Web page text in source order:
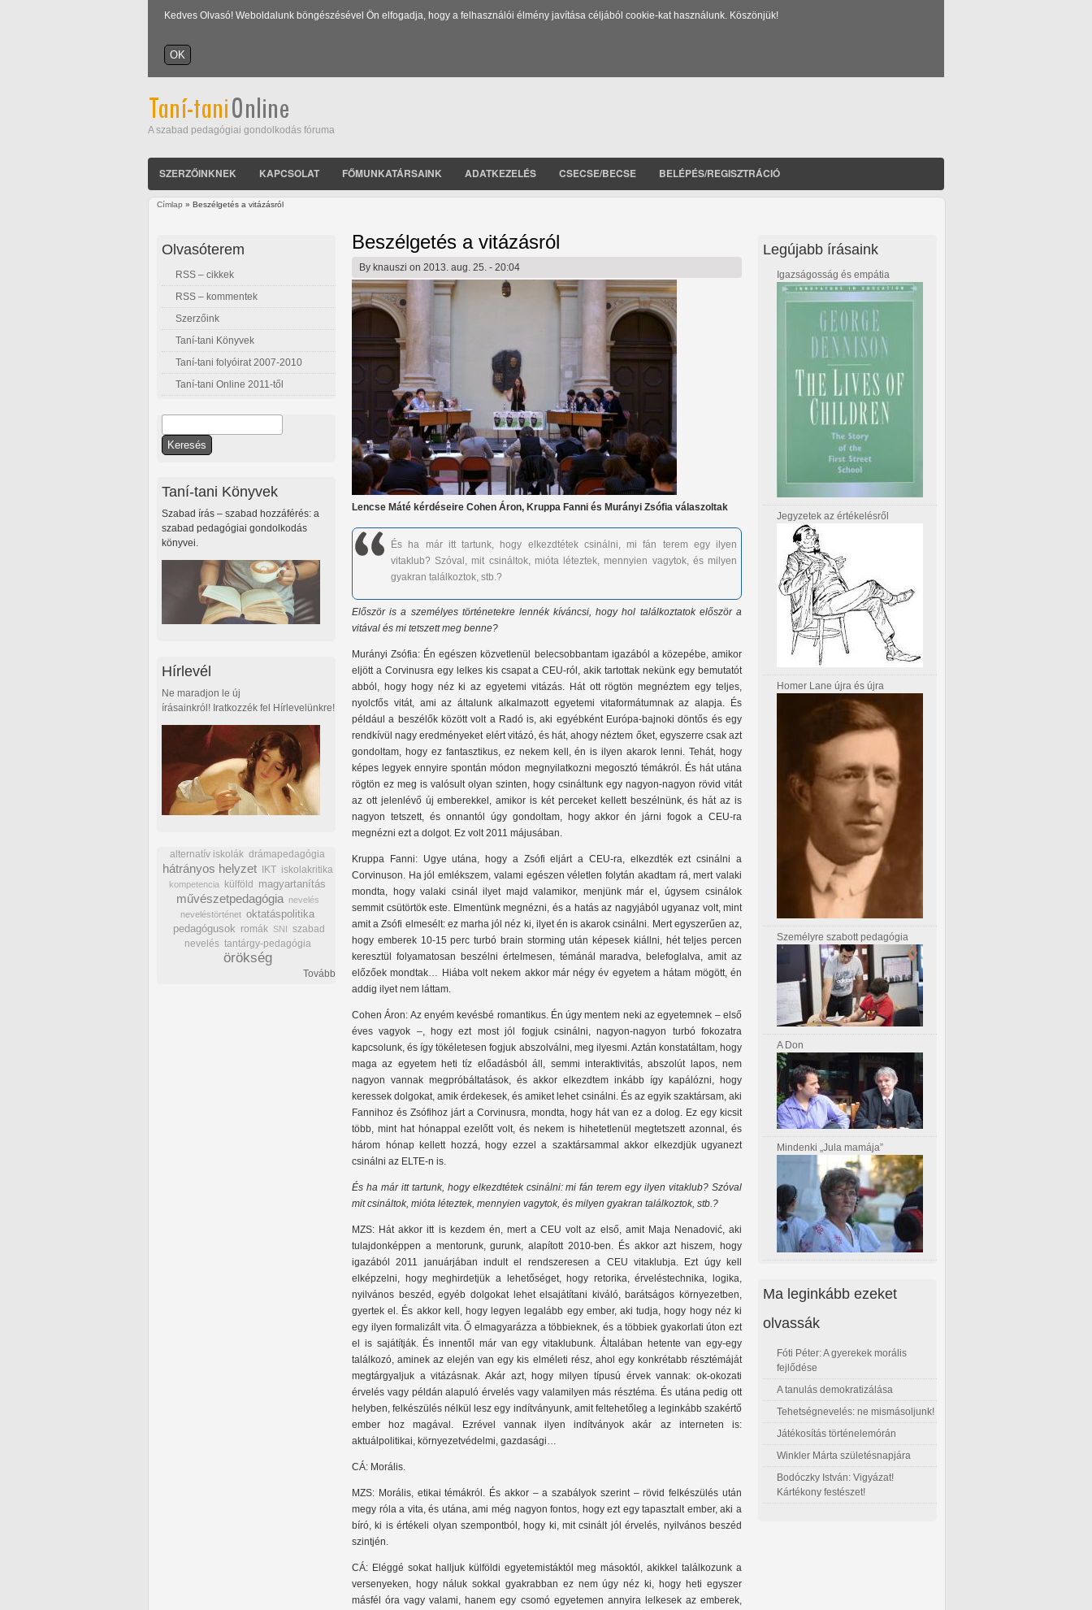
Kedves Olvasó! Weboldalunk böngészésével Ön elfogadja, hogy a felhasználói élmény javítása céljából cookie-kat használunk. Köszönjük!
A szabad pedagógiai gondolkodás fóruma
SZERZŐINKNEK KAPCSOLAT FŐMUNKATÁRSAINK ADATKEZELÉS CSECSE/BECSE BELÉPÉS/REGISZTRÁCIÓ
Címlap » Beszélgetés a vitázásról
Beszélgetés a vitázásról
By knauszi on 2013. aug. 25. - 20:04
Lencse Máté kérdéseire Cohen Áron, Kruppa Fanni és Murányi Zsófia válaszoltak
És ha már itt tartunk, hogy elkezdtétek csinálni, mi fán terem egy ilyen
vitaklub? Szóval, mit csináltok, mióta léteztek, mennyien vagytok, és milyen
gyakran találkoztok, stb.?
Először is a személyes történetekre lennék kíváncsi, hogy hol találkoztatok először a
vitával és mi tetszett meg benne?
Murányi Zsófia: Én egészen közvetlenül belecsobbantam igazából a közepébe, amikor
eljött a Corvinusra egy lelkes kis csapat a CEU-ról, akik tartottak nekünk egy bemutatót
abból, hogy hogy néz ki az egyetemi vitázás. Hát ott rögtön megnéztem egy teljes,
nyolcfős vitát, ami az általunk alkalmazott egyetemi vitaformátumnak az alapja. És
például a beszélők között volt a Radó is, aki egyébként Európa-bajnoki döntős és egy
rendkívül nagy eredményeket elért vitázó, és hát, ahogy néztem őket, egyszerre csak azt
gondoltam, hogy ez fantasztikus, ez nekem kell, én is ilyen akarok lenni. Tehát, hogy
képes legyek ennyire spontán módon megnyilatkozni megosztó témákról. És hát utána
rögtön ez meg is valósult olyan szinten, hogy csináltunk egy nagyon-nagyon rövid vitát
az ott jelenlévő új emberekkel, amikor is két perceket kellett beszélnünk, és hát az is
nagyon tetszett, és onnantól úgy gondoltam, hogy akkor én járni fogok a CEU-ra
megnézni ezt a dolgot. Ez volt 2011 májusában.
Kruppa Fanni: Ugye utána, hogy a Zsófi eljárt a CEU-ra, elkezdték ezt csinálni a
Corvinuson. Ha jól emlékszem, valami egészen véletlen folytán akadtam rá, mert valaki
mondta, hogy valaki csinál ilyet majd valamikor, menjünk már el, úgysem csinálok
semmit csütörtök este. Elmentünk megnézni, és a hatás az nagyjából ugyanaz volt, mint
amit a Zsófi elmesélt: ez marha jól néz ki, ilyet én is akarok csinálni. Mert egyszerűen az,
hogy emberek 10-15 perc turbó brain storming után képesek kiállni, hét teljes percen
keresztül folyamatosan beszélni értelmesen, témánál maradva, belefoglalva, amit az
előzőek mondtak… Hiába volt nekem akkor már négy év egyetem a hátam mögött, én
addig ilyet nem láttam.
Cohen Áron: Az enyém kevésbé romantikus. Én úgy mentem neki az egyetemnek – első
éves vagyok –, hogy ezt most jól fogjuk csinálni, nagyon-nagyon turbó fokozatra
kapcsolunk, és így tökéletesen fogjuk abszolválni, meg ilyesmi. Aztán konstatáltam, hogy
maga az egyetem heti tíz előadásból áll, semmi interaktivitás, abszolút lapos, nem
nagyon vannak megpróbáltatások, és akkor elkezdtem inkább így kapálózni, hogy
keressek dolgokat, amik érdekesek, és amiket lehet csinálni. És az egyik szaktársam, aki
Fannihoz és Zsófihoz járt a Corvinusra, mondta, hogy hát van ez a dolog. Ez egy kicsit
több, mint hat hónappal ezelőtt volt, és nekem is hihetetlenül megtetszett azonnal, és
három hónap kellett hozzá, hogy ezzel a szaktársammal akkor elkezdjük ugyanezt
csinálni az ELTE-n is.
És ha már itt tartunk, hogy elkezdtétek csinálni: mi fán terem egy ilyen vitaklub? Szóval
mit csináltok, mióta léteztek, mennyien vagytok, és milyen gyakran találkoztok, stb.?
MZS: Hát akkor itt is kezdem én, mert a CEU volt az első, amit Maja Nenadović, aki
tulajdonképpen a mentorunk, gurunk, alapított 2010-ben. És akkor azt hiszem, hogy
igazából 2011 januárjában indult el rendszeresen a CEU vitaklubja. Ezt úgy kell
elképzelni, hogy meghirdetjük a lehetőséget, hogy retorika, érveléstechnika, logika,
nyilvános beszéd, egyéb dolgokat lehet elsajátítani kiváló, barátságos környezetben,
gyertek el. És akkor kell, hogy legyen legalább egy ember, aki tudja, hogy hogy néz ki
egy ilyen formalizált vita. Ő elmagyarázza a többieknek, és a többiek gyakorlati úton ezt
el is sajátítják. És innentől már van egy vitaklubunk. Általában hetente van egy-egy
találkozó, aminek az elején van egy kis elméleti rész, ahol egy konkrétabb résztémáját
megtárgyaljuk a vitázásnak. Akár azt, hogy milyen típusú érvek vannak: ok-okozati
érvelés vagy példán alapuló érvelés vagy valamilyen más résztéma. És utána pedig ott
helyben, felkészülés nélkül lesz egy indítványunk, amit feltehetőleg a leginkább szakértő
ember hoz magával. Ezrével vannak ilyen indítványok akár az interneten is:
aktuálpolitikai, környezetvédelmi, gazdasági…
CÁ: Morális.
MZS: Morális, etikai témákról. És akkor – a szabályok szerint – rövid felkészülés után
megy róla a vita, és utána, ami még nagyon fontos, hogy ezt egy tapasztalt ember, aki a
bíró, ki is értékeli olyan szempontból, hogy ki, mit csinált jól érvelés, nyilvános beszéd
szintjén.
CÁ: Eléggé sokat halljuk külföldi egyetemistáktól meg másoktól, akikkel találkozunk a
versenyeken, hogy náluk sokkal gyakrabban ez nem úgy néz ki, hogy heti egyszer
másfél óra vagy valami, hanem egy csomó egyetemen annyira lelkesek az emberek,
Olvasóterem
RSS – cikkek
RSS – kommentek
Szerzőink
Taní-tani Könyvek
Taní-tani folyóirat 2007-2010
Taní-tani Online 2011-től
Keresés űrlap
Taní-tani Könyvek
Szabad írás – szabad hozzáférés: a
szabad pedagógiai gondolkodás
könyvei.
Hírlevél
Ne maradjon le új
írásainkról! Iratkozzék fel Hírlevelünkre!
alternatív iskolák drámapedagógia
hátrányos helyzet IKT iskolakritika
kompetencia külföld magyartanítás
művészetpedagógia
nevelés
neveléstörténet oktatáspolitika
pedagógusok romák SNI szabad
nevelés tantárgy-pedagógia
örökség
Tovább
Legújabb írásaink
Igazságosság és empátia
Jegyzetek az értékelésről
Homer Lane újra és újra
Személyre szabott pedagógia
A Don
Mindenki „Jula mamája”
Ma leginkább ezeket
olvassák
Fóti Péter: A gyerekek morális
fejlődése
A tanulás demokratizálása
Tehetségnevelés: ne mismásoljunk!
Játékosítás történelemórán
Winkler Márta születésnapjára
Bodóczky István: Vigyázat!
Kártékony festészet!